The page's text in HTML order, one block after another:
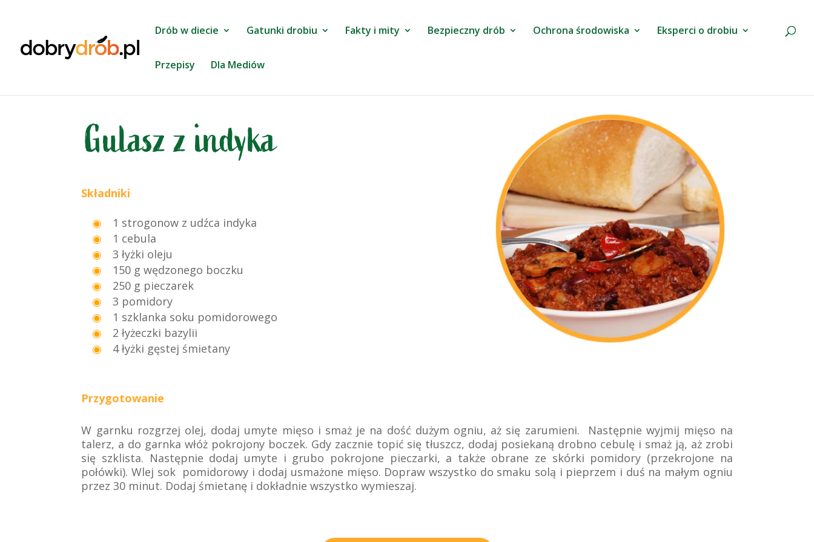
Drób w diecie Gatunki drobiu Fakty i mity Bezpieczny drób Ochrona środowiska Eksperci o drobiu
Przepisy Dla Mediów
Gulasz z indyka
Składniki
1 strogonow z udźca indyka
1 cebula
3 łyżki oleju
150 g wędzonego boczku
250 g pieczarek
3 pomidory
1 szklanka soku pomidorowego
2 łyżeczki bazylii
4 łyżki gęstej śmietany
Przygotowanie
W garnku rozgrzej olej, dodaj umyte mięso i smaż je na dość dużym ogniu, aż się zarumieni. Następnie wyjmij mięso na
talerz, a do garnka włóż pokrojony boczek. Gdy zacznie topić się tłuszcz, dodaj posiekaną drobno cebulę i smaż ją, aż zrobi
się szklista. Następnie dodaj umyte i grubo pokrojone pieczarki, a także obrane ze skórki pomidory (przekrojone na
połówki). Wlej sok pomidorowy i dodaj usmażone mięso. Dopraw wszystko do smaku solą i pieprzem i duś na małym ogniu
przez 30 minut. Dodaj śmietanę i dokładnie wszystko wymieszaj.